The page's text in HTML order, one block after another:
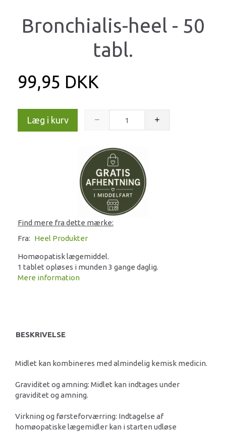
Bronchialis-heel - 50
tabl.
99,95 DKK
Læg i kurv
Find mere fra dette mærke:
Fra: Heel Produkter
Homøopatisk lægemiddel.
1 tablet opløses i munden 3 gange daglig.
Mere information
BESKRIVELSE
Midlet kan kombineres med almindelig kemisk medicin.
Graviditet og amning: Midlet kan indtages under
graviditet og amning.
Virkning og førsteforværring: Indtagelse af
homøopatiske lægemidler kan i starten udløse